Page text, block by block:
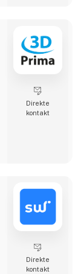
Direkte
kontakt
Direkte
kontakt